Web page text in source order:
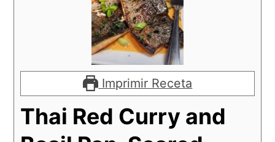
Imprimir Receta
Thai Red Curry and